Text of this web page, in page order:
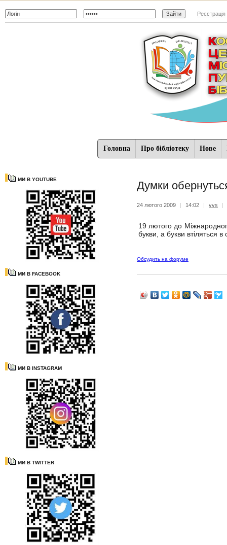
Реєстрація
Головна Про бібліотеку Нове
МИ В YOUTUBE
МИ В FACEBOOK
МИ В INSTAGRAM
МИ В TWITTER
Думки
24 лютого 2009 | 14:02 | vvs |
19 лютого до
букви, а букви втіляться
Обсудить на форуме